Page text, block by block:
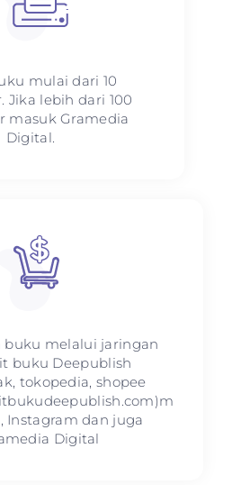
mulai dari 10
Jika lebih dari 100
masuk Gramedia
Digital.
buku melalui jaringan
buku Deepublish
tokopedia, shopee
Instagram dan juga
Digital